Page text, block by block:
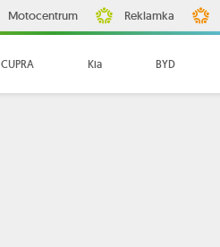
Motocentrum Reklamka
CUPRA Kia BYD